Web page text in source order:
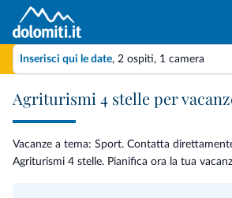
Inserisci qui le date, 2 ospiti, 1 camera
Agriturismi 4 stelle per
Vacanze a tema: Sport. Contatta
Agriturismi 4 stelle. Pianifica ora la tua